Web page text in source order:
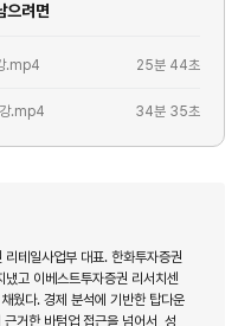
으려면
.mp4 25분 44초
.mp4 34분 35초
리테일사업부 대표. 한화투자증권
냈고 이베스트투자증권 리서치센
웠다. 경제 분석에 기반한 탑다운
근거한 바텀업 접근을 넘어서, 성